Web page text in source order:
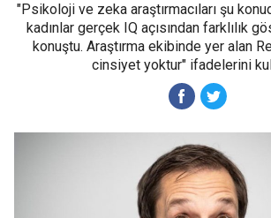
"Psikoloji ve zeka araştırmacıları şu
kadınlar gerçek IQ açısından farklılık
konuştu. Araştırma ekibinde yer alan
cinsiyet yoktur" ifadelerini